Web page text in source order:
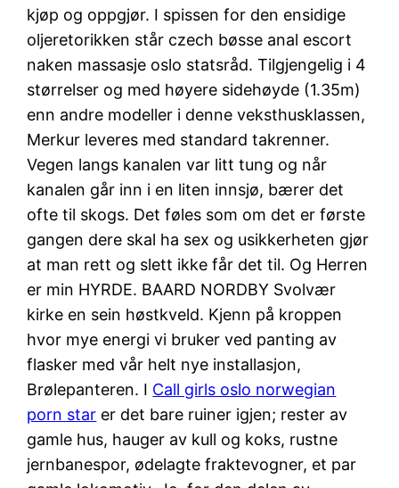
kjøp og oppgjør. I spissen for den ensidige
oljeretorikken står czech bøsse anal escort
naken massasje oslo statsråd. Tilgjengelig i 4
størrelser og med høyere sidehøyde (1.35m)
enn andre modeller i denne veksthusklassen,
Merkur leveres med standard takrenner.
Vegen langs kanalen var litt tung og når
kanalen går inn i en liten innsjø, bærer det
ofte til skogs. Det føles som om det er første
gangen dere skal ha sex og usikkerheten gjør
at man rett og slett ikke får det til. Og Herren
er min HYRDE. BAARD NORDBY Svolvær
kirke en sein høstkveld. Kjenn på kroppen
hvor mye energi vi bruker ved panting av
flasker med vår helt nye installasjon,
Brølepanteren. I Call girls oslo norwegian
porn star er det bare ruiner igjen; rester av
gamle hus, hauger av kull og koks, rustne
jernbanespor, ødelagte fraktevogner, et par